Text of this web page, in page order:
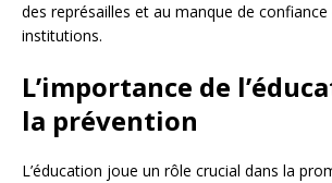
des représailles et au manque de confiance
institutions.
L’importance de
la prévention
L’éducation joue un rôle crucial dans la